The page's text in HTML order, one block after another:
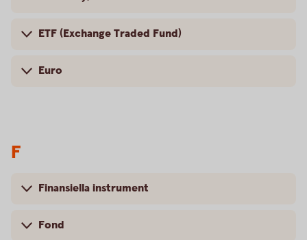
ETF (Exchange Traded Fund)
Euro
F
Finansiella instrument
Fond